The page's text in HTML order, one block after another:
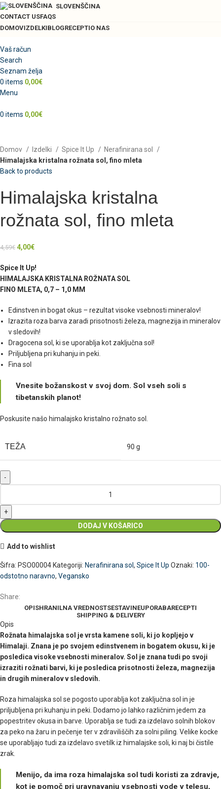
SLOVENŠČINA
CONTACT USFAQS
DOMOVIZDELKIBLOGRECEPTIO NAS
Vaš račun
Search
Seznam želja
0 items 0,00€
Menu
0 items 0,00€
-13%
Domov Izdelki Spice It Up
Nerafinirana sol
Himalajska kristalna rožnata sol, fino mleta
Back to products
Himalajska kristalna
rožnata sol, fino mleta
4,59€ 4,00€
Spice It Up!
HIMALAJSKA KRISTALNA ROŽNATA SOL
FINO MLETA, 0,7 – 1,0 MM
Edinstven in bogat okus – rezultat visoke vsebnosti mineralov!
Izrazita roza barva zaradi prisotnosti železa, magnezija in mineralov
v sledovih!
Dragocena sol, ki se uporablja kot zaključna sol!
Priljubljena pri kuhanju in peki.
Fina sol
Vnesite božanskost v svoj dom. Sol vseh soli s
tibetanskih planot!
Poskusite našo himalajsko kristalno rožnato sol.
TEŽA 90 g
DODAJ V KOŠARICO
Add to wishlist
Šifra: PSO00004 Kategoriji: Nerafinirana sol , Spice It Up Oznaki: 100-
odstotno naravno, Vegansko
Share:
OPISHRANILNA VREDNOSTSESTAVINEUPORABARECEPTI
SHIPPING & DELIVERY
Opis
Rožnata himalajska sol je vrsta kamene soli, ki jo kopljejo v
Himalaji. Znana je po svojem edinstvenem in bogatem okusu, ki je
posledica visoke vsebnosti mineralov. Sol je znana tudi po svoji
izraziti rožnati barvi, ki je posledica prisotnosti železa, magnezija
in drugih mineralov v sledovih.
Roza himalajska sol se pogosto uporablja kot zaključna sol in je
priljubljena pri kuhanju in peki. Dodamo jo lahko različnim jedem za
popestritev okusa in barve. Uporablja se tudi za izdelavo solnih blokov
za peko na žaru in pečenje ter v zdraviliščih za solni piling. Velike kocke
se uporabljajo tudi za izdelavo svetilk iz himalajske soli, ki naj bi čistile
zrak.
Menijo, da ima roza himalajska sol tudi koristi za zdravje,
kot je pomoč pri uravnavanju vsebnosti vode v telesu,